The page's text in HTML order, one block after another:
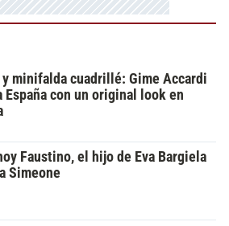
y minifalda cuadrillé: Gime Accardi
España con un original look en
Faustino, el hijo de Eva Bargiela
Simeone